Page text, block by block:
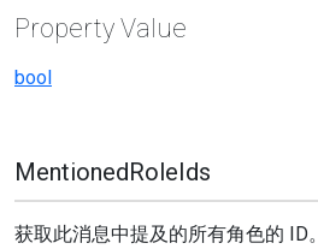
Property Value
bool
MentionedRoleIds
获取此消息中提及的所有角色的 ID。